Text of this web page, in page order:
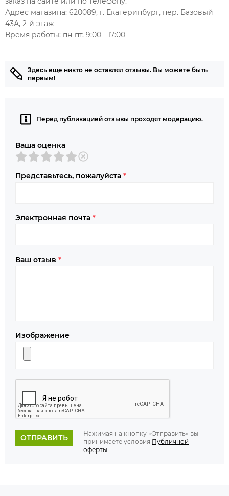
Адрес магазина: 620089, г. Екатеринбург, пер. Базовый
43А, 2-й этаж
Время работы: пн-пт, 9:00 - 17:00
Здесь еще никто не оставлял отзывы. Вы можете быть
первым!
Перед публикацией отзывы проходят модерацию.
Ваша оценка
Представьтесь, пожалуйста *
Электронная почта *
Ваш отзыв *
Изображение
ОТПРАВИТЬ
Нажимая на кнопку «Отправить» вы
принимаете условия Публичной
оферты